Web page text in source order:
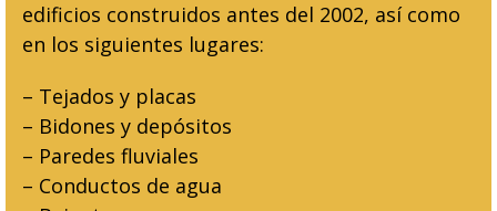
edificios construidos antes del 2002, así como
en los siguientes lugares:
– Tejados y placas
– Bidones y depósitos
– Paredes fluviales
– Conductos de agua